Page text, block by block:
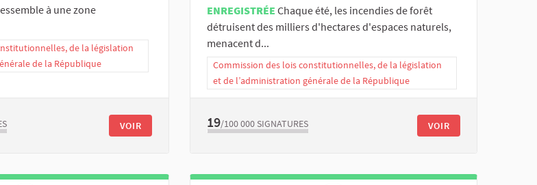
à une zone
de la législation
de la République
VOIR
ENREGISTRÉE Chaque été, les incendies de forêt
détruisent des milliers d'hectares d'espaces naturels,
menacent d...
Commission des lois constitutionnelles, de la législation
et de l’administration générale de la République
19/100 000 SIGNATURES VOIR